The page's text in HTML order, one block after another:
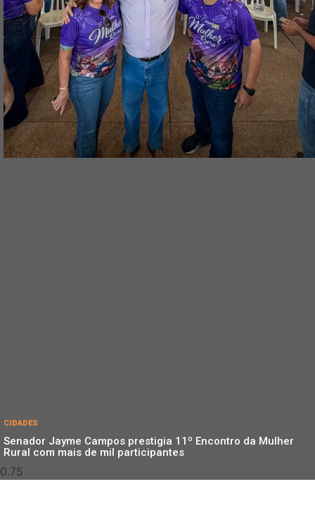
CIDADES
Senador Jayme Campos prestigia 11º Encontro da Mulher
Rural com mais de mil participantes